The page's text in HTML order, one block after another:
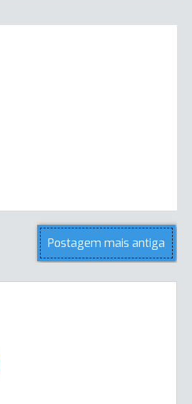
Postagem mais antiga